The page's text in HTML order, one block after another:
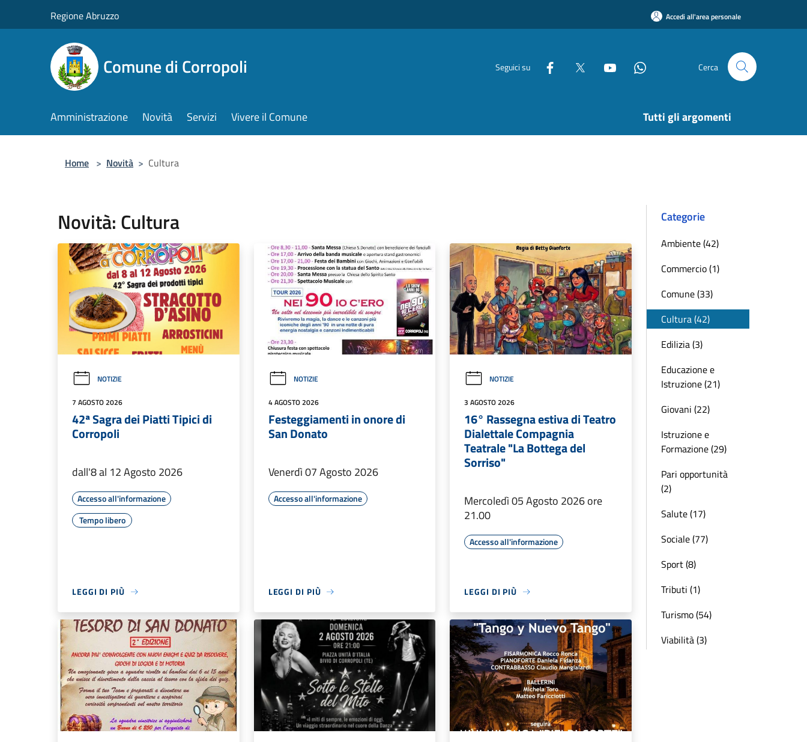
Regione Abruzzo Accedi all'area personale
Comune di Corropoli Seguici su Cerca
Amministrazione Novità Servizi Vivere il Comune Tutti gli argomenti
Home > Novità > Cultura
Novità: Cultura
NOTIZIE
7 AGOSTO 2026
42ª Sagra dei Piatti Tipici di
Corropoli
dall'8 al 12 Agosto 2026
Accesso all'informazione
Tempo libero
LEGGI DI PIÙ
NOTIZIE
4 AGOSTO 2026
Festeggiamenti in onore di
San Donato
Venerdì 07 Agosto 2026
Accesso all'informazione
LEGGI DI PIÙ
NOTIZIE
3 AGOSTO 2026
16° Rassegna estiva di Teatro
Dialettale Compagnia
Teatrale "La Bottega del
Sorriso"
Mercoledì 05 Agosto 2026 ore
21.00
Accesso all'informazione
LEGGI DI PIÙ
Categorie
Ambiente (42)
Commercio (1)
Comune (33)
Cultura (42)
Edilizia (3)
Educazione e
Istruzione (21)
Giovani (22)
Istruzione e
Formazione (29)
Pari opportunità
(2)
Salute (17)
Sociale (77)
Sport (8)
Tributi (1)
Turismo (54)
Viabilità (3)